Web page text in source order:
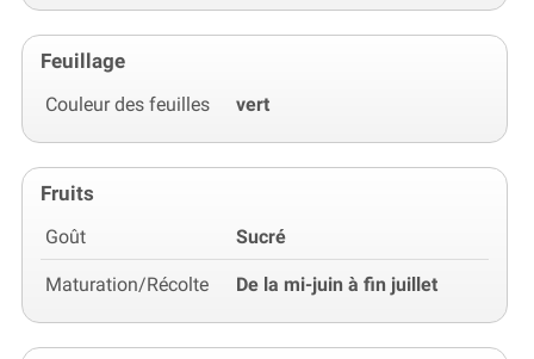
Feuillage
Couleur des feuilles vert
Fruits
Goût Sucré
Maturation/Récolte De la mi-juin à fin juillet